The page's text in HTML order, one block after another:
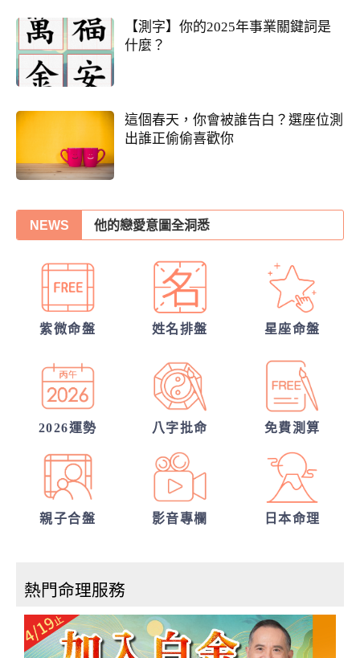
【測字】你的2025年事業關鍵詞是
什麼？
這個春天，你會被誰告白？選座位測
出誰正偷偷喜歡你
NEWS
我們的未來已註定?
錢途低迷！如何翻身轉運？揭開你的發財大
我們緣分已盡了嗎？
你們前世是哪種星宿關係？今生有好結果
你們的命盤合嗎？適合當夫妻？批婚配指數
紫微命盤 姓名排盤 星座命盤
2026運勢 八字批命 免費測算
親子合盤 影音專欄 日本命理
熱門命理服務